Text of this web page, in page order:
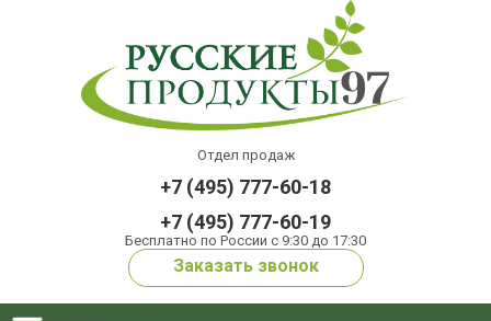
Отдел продаж
+7 (495) 777-60-18
+7 (495) 777-60-19
Бесплатно по России с 9:30 до 17:30
Заказать звонок